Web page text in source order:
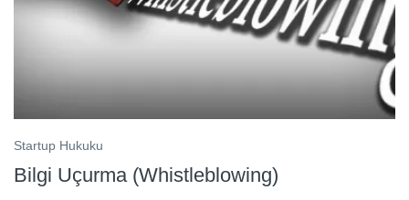
Startup Hukuku
Bilgi Uçurma (Whistleblowing)